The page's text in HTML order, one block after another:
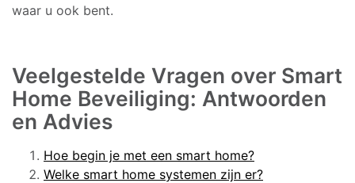
waar u ook bent.
Veelgestelde Vragen over Smart
Home Beveiliging: Antwoorden
en Advies
Hoe begin je met een smart home?
Welke smart home systemen zijn er?